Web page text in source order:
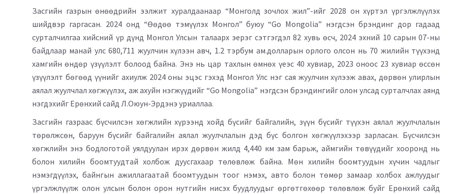
Засгийн газрын өнөөдрийн ээлжит хуралдаанаар “Монголд зочлох жил”-ийг 2028 он хүртэл үргэлжлүүлэх
шийдвэр гаргасан. 2024 онд “Өөдөө тэмүүлэх Монгол” буюу “Go Mongolia” нэгдсэн брэндинг дор гадаад
сурталчилгаа хийсний үр дүнд Монгол Улсын талаарх эерэг сэтгэгдэл 82 хувь өсч, 2024 эхний 10 сарын 07-ны
байдлаар манай улс 680,711 жуулчин хүлээн авч, 1.2 тэрбум ам.долларын орлого олсон нь 70 жилийн түүхэнд
хамгийн өндөр үзүүлэлт болоод байна. Энэ нь цар тахлын өмнөх үеэс 40 хувиар, 2023 оноос 23 хувиар өссөн
үзүүлэлт бөгөөд үүнийг ахиулж 2024 оны эцэс гэхэд Монгол Улс нэг сая жуулчин хүлээж авах, дөрвөн улирлын
аялал жуулчлал хөгжүүлэх, аж ахуйн нэгжүүдийг “Go Mongolia” нэгдсэн брэндингийг олон улсад сурталчлах аянд
нэгдэхийг Ерөнхий сайд Л.Оюун-Эрдэнэ уриаллаа.
Засгийн газраас бүсчилсэн хөгжлийн хүрээнд хойд бүсийг байгалийн, зүүн бүсийг түүхэн аялал жуулчлалын
төрөлжсөн, баруун бүсийг байгалийн аялал жуулчлалын дэд бүс болгон хөгжүүлэхээр зарласан. Бүсчилсэн
хөгжлийн энэ бодлоготой уялдуулан ирэх дөрвөн жилд 4,440 км зам барьж, аймгийн төвүүдийг хооронд нь
болон хилийн боомтуудтай холбож дуусгахаар төлөвлөж байна. Мөн хилийн боомтуудын хүчин чадлыг
нэмэгдүүлэх, байнгын ажиллагаатай боомтуудын тоог нэмэх, авто болон төмөр замаар холбох ажлуудыг
үргэлжлүүлж олон улсын болон орон нутгийн нисэх буудлуудыг өргөтгөхөөр төлөвлөж буйг Ерөнхий сайд